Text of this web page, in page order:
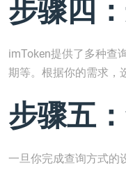
步骤四
imToken提供了多种查
期等。根据你的需求，
步骤五
一旦你完成查询方式的